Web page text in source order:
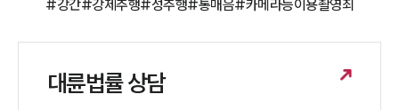
#강간#강제추행#성추행#통매음#카메라등이용촬영죄
대륜법률 상담